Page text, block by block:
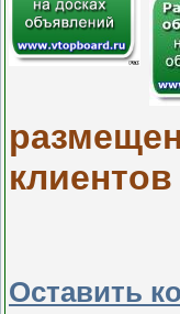
клиентов
Оставить